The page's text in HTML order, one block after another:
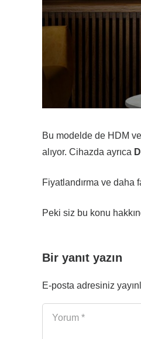
Bu modelde de HDM
alıyor. Cihazda ayrıca
Fiyatlandırma ve daha
Peki siz bu konu
Bir yanıt yazın
E-posta adresiniz